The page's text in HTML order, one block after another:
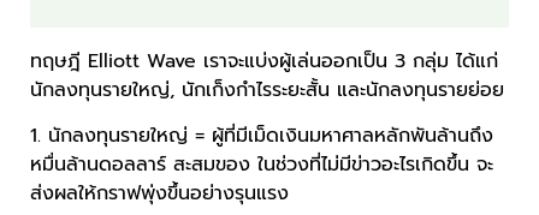
ทฤษฎี Elliott Wave เราจะแบ่งผู้เล่นออกเป็น 3 กลุ่ม ได้แก่
นักลงทุนรายใหญ่, นักเก็งกำไรระยะสั้น และนักลงทุนรายย่อย
1. นักลงทุนรายใหญ่ = ผู้ที่มีเม็ดเงินมหาศาลหลักพันล้านถึง
หมื่นล้านดอลลาร์ สะสมของ ในช่วงที่ไม่มีข่าวอะไรเกิดขึ้น จะ
ส่งผลให้กราฟพุ่งขึ้นอย่างรุนแรง